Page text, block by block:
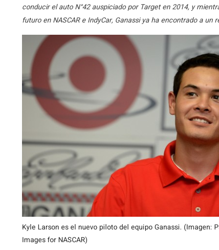
conducir el auto N°42 auspiciado por Target en 2014, y
futuro en NASCAR e IndyCar, Ganassi ya ha encontrado a
Kyle Larson es el nuevo piloto del equipo Ganassi. (Imagen:
Images for NASCAR)